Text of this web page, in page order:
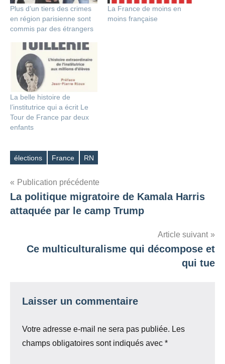
Plus d’un tiers des crimes
en région parisienne sont
commis par des étrangers
La France de moins en
moins française
La belle histoire de
l’institutrice qui a écrit Le
Tour de France par deux
enfants
Étiquettes
élections France RN
Navigation
de
Publication précédente
La politique migratoire de Kamala Harris
attaquée par le camp Trump
Article suivant
Ce multiculturalisme qui décompose et
qui tue
Laisser un commentaire
Votre adresse e-mail ne sera pas publiée. Les
champs obligatoires sont indiqués avec *